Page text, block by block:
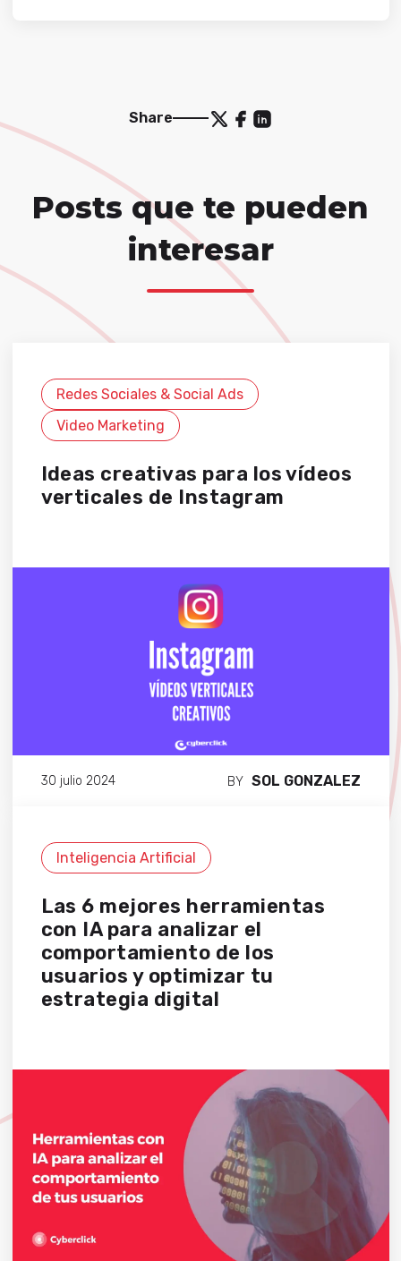
Share
Posts que te pueden
interesar
Redes Sociales & Social Ads
Video Marketing
Ideas creativas para los vídeos
verticales de Instagram
30 julio 2024 BY SOL GONZALEZ
Inteligencia Artificial
Las 6 mejores herramientas
con IA para analizar el
comportamiento de los
usuarios y optimizar tu
estrategia digital